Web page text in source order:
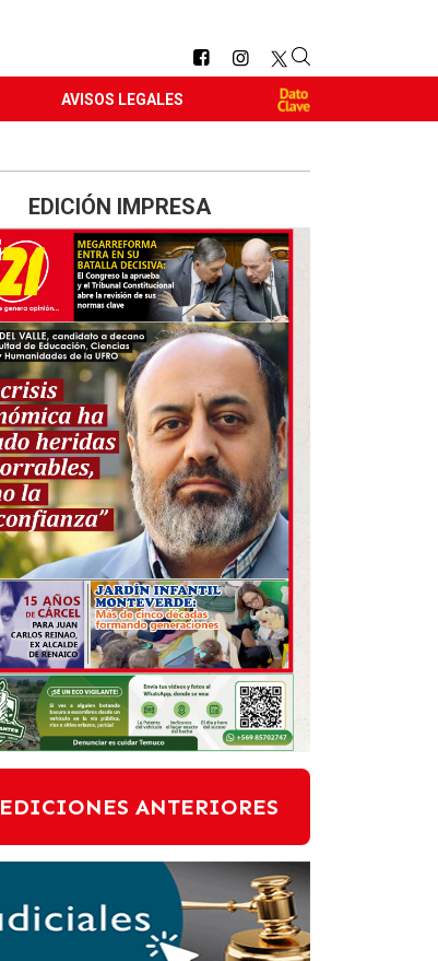
AVISOS LEGALES
EDICIÓN IMPRESA
EDICIONES ANTERIORES